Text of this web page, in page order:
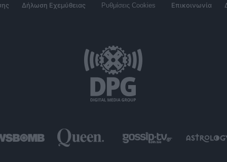
Δήλωση Εχεμύθειας Ρυθμίσεις Cookies Επικοινωνία